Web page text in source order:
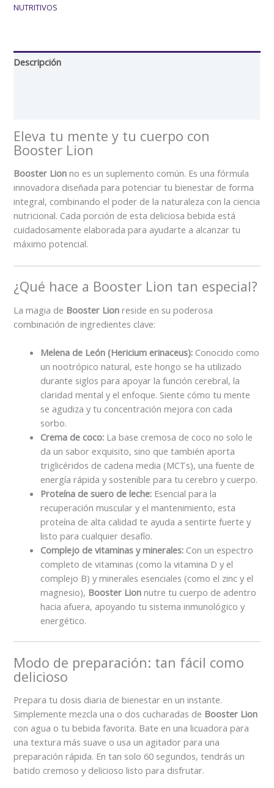
NUTRITIVOS
Descripción
Eleva tu mente y tu cuerpo con
Booster Lion
Booster Lion no es un suplemento común. Es una fórmula
innovadora diseñada para potenciar tu bienestar de forma
integral, combinando el poder de la naturaleza con la ciencia
nutricional. Cada porción de esta deliciosa bebida está
cuidadosamente elaborada para ayudarte a alcanzar tu
máximo potencial.
¿Qué hace a Booster Lion tan especial?
La magia de Booster Lion reside en su poderosa
combinación de ingredientes clave:
Melena de León (Hericium erinaceus): Conocido como
un nootrópico natural, este hongo se ha utilizado
durante siglos para apoyar la función cerebral, la
claridad mental y el enfoque. Siente cómo tu mente
se agudiza y tu concentración mejora con cada
sorbo.
Crema de coco: La base cremosa de coco no solo le
da un sabor exquisito, sino que también aporta
triglicéridos de cadena media (MCTs), una fuente de
energía rápida y sostenible para tu cerebro y cuerpo.
Proteína de suero de leche: Esencial para la
recuperación muscular y el mantenimiento, esta
proteína de alta calidad te ayuda a sentirte fuerte y
listo para cualquier desafío.
Complejo de vitaminas y minerales: Con un espectro
completo de vitaminas (como la vitamina D y el
complejo B) y minerales esenciales (como el zinc y el
magnesio), Booster Lion nutre tu cuerpo de adentro
hacia afuera, apoyando tu sistema inmunológico y
energético.
Modo de preparación: tan fácil como
delicioso
Prepara tu dosis diaria de bienestar en un instante.
Simplemente mezcla una o dos cucharadas de Booster Lion
con agua o tu bebida favorita. Bate en una licuadora para
una textura más suave o usa un agitador para una
preparación rápida. En tan solo 60 segundos, tendrás un
batido cremoso y delicioso listo para disfrutar.